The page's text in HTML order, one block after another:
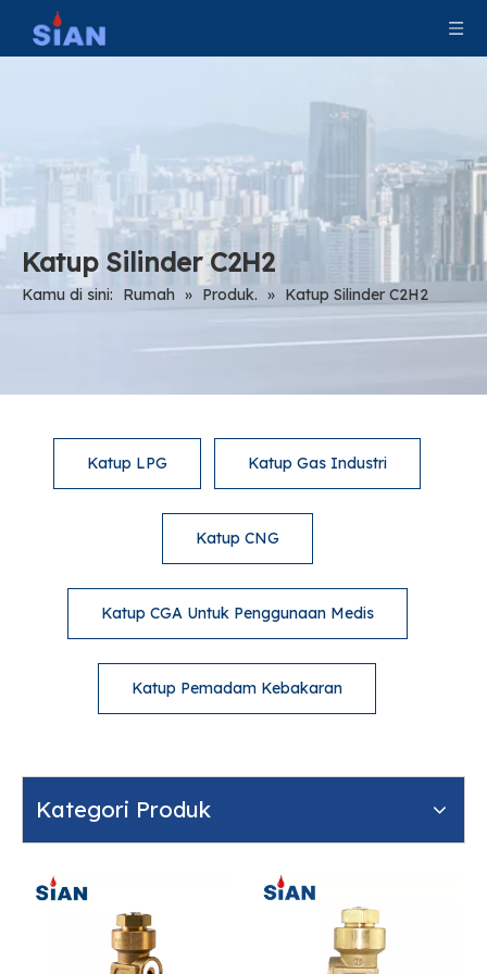
Katup Silinder C2H2
Kamu di sini: Rumah » Produk. » Katup Silinder C2H2
Katup LPG Katup Gas Industri
Katup CNG
Katup CGA Untuk Penggunaan Medis
Katup Pemadam Kebakaran
Kategori Produk